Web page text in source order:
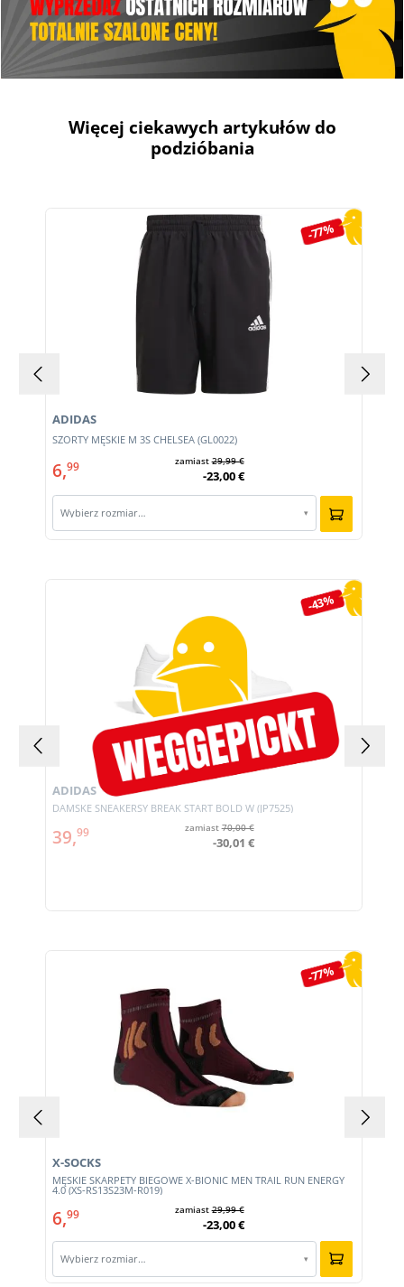
Więcej ciekawych artykułów do
podzióbania
Pomiń galerię produktów
-77%
SZORTY MĘSKIE M 3S CHELSEA (GL0022)
ADIDAS
6,99 zamiast29,99 €
-23,00 €
Wybierz rozmiar… ▾
-43%
DAMSKE SNEAKERSY BREAK START BOLD W (JP7525)
ADIDAS
39,99 zamiast70,00 €
-30,01 €
-77%
MĘSKIE SKARPETY BIEGOWE X-BIONIC MEN TRAIL RUN ENERGY
4.0 (XS-RS13S23M-R019)
X-SOCKS
6,99 zamiast29,99 €
-23,00 €
Wybierz rozmiar… ▾